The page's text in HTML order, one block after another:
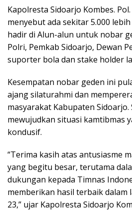
Kapolresta Sidoarjo Kombes.
menyebut ada sekitar 5.000
hadir di Alun-alun untuk nobar
Polri, Pemkab Sidoarjo, Dewan
suporter bola dan stake holder
Kesempatan nobar geden ini
ajang silaturahmi dan
masyarakat Kabupaten
mewujudkan situasi kamtibmas
kondusif.
“Terima kasih atas antusiasme
yang begitu besar, terutama
dukungan kepada Timnas
memberikan hasil terbaik dalam
23,” ujar Kapolresta Sidoarjo